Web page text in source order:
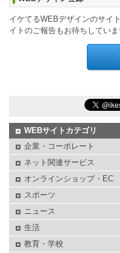
イケてるWEBデザインのサイ
イトのご報告もお待ちしていま
WEBサイトカテゴリ
企業・コーポレート
ネット関連サービス
オンラインショップ・EC
スポーツ
ニュース
生活
教育・学校